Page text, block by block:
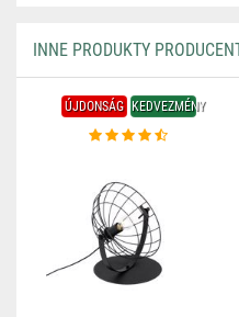
INNE PRODUKTY
ÚJDONSÁG KEDVEZMÉNY